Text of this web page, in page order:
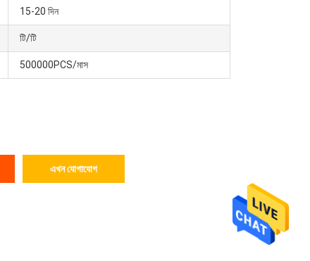
15-20 দিন
টি/টি
500000PCS/মাস
এখন যোগাযোগ